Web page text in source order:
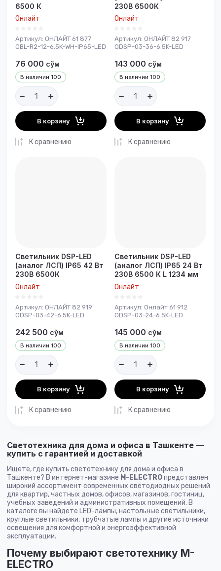
6500 К
Онлайт
Артикул: ОНЛАЙТ 61 877
OBL-R2-12-6.5K-WH-IP65-LED
В наличии 100
76 000 сўм
В корзину
К сравнению
230В 6500К
Онлайт
Артикул: ОНЛАЙТ 82 917
ODSP-03-36-6.5K-LED
В наличии 100
143 000 сўм
В корзину
К сравнению
Светильник DSP-LED
(аналог ЛСП) IP65 42 Вт
230В 6500К
Онлайт
Артикул: ОНЛАЙТ 82 919
ODSP-03-42-6.5K-LED
В наличии 100
242 500 сўм
В корзину
К сравнению
Светильник DSP-LED
(аналог ЛСП) IP65 24 Вт
230B 6500 К L 1234 мм
Онлайт
Артикул: Онлайт 61 912
ODSP-03-24-6.5K-LED
В наличии 100
145 000 сўм
В корзину
К сравнению
Светотехника для дома и офиса в Ташкенте —
купить с гарантией и доставкой
Ищете, где купить светотехнику для дома и офиса в
Ташкенте? В интернет-магазине M-ELECTROпредставлен
широкий ассортимент современных светодиодных решений
для квартир, частных домов, офисов, магазинов, гостиниц,
учебных заведений и административных помещений. В
каталоге вы найдете LED-лампы, настольные светильники,
круглые светильники, трубчатые лампы и другие источники
освещения для комфортной и энергоэффективной
эксплуатации.
Почему выбирают светотехнику M-
ELECTRO